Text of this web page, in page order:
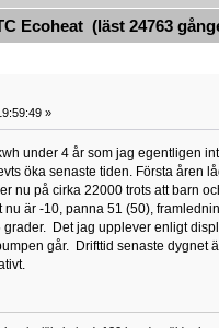
Ecoheat (läst 24763
»
under 4 år som jag egentligen
öka senaste tiden. Första åren
nu på cirka 22000 trots att barn
är -10, panna 51 (50),
Det jag upplever enligt
går. Drifttid senaste dygnet